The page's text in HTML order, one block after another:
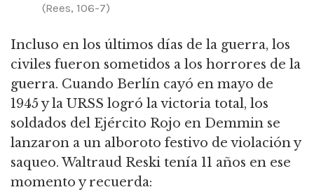
(Rees, 106-7)
Incluso en los últimos días de la guerra, los
civiles fueron sometidos a los horrores de la
guerra. Cuando Berlín cayó en mayo de
1945 y la URSS logró la victoria total, los
soldados del Ejército Rojo en Demmin se
lanzaron a un alboroto festivo de violación y
saqueo.Waltraud Reski tenía 11 años en ese
momento y recuerda: